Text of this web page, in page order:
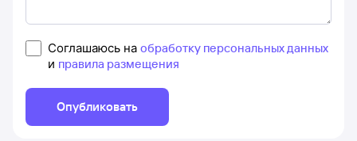
Соглашаюсь на обработку персональных данных
и правила размещения
Опубликовать